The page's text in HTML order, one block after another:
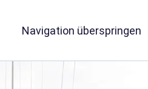
Navigation überspringen